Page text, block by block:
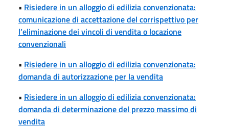
• Risiedere in un alloggio di edilizia convenzionata:
comunicazione di accettazione del corrispettivo per
l’eliminazione dei vincoli di vendita o locazione
convenzionali
• Risiedere in un alloggio di edilizia convenzionata:
domanda di autorizzazione per la vendita
• Risiedere in un alloggio di edilizia convenzionata:
domanda di determinazione del prezzo massimo di
vendita